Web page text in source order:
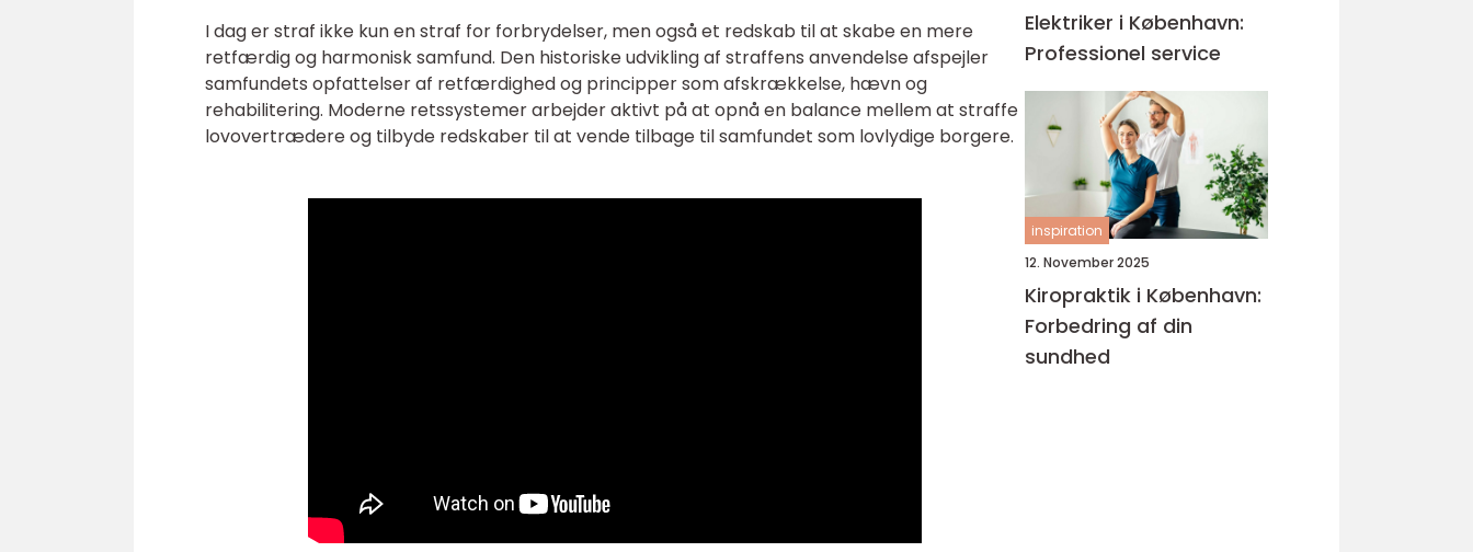
I dag er straf ikke kun en straf for forbrydelser, men også et redskab til at skabe en mere
retfærdig og harmonisk samfund. Den historiske udvikling af straffens anvendelse afspejler
samfundets opfattelser af retfærdighed og principper som afskrækkelse, hævn og
rehabilitering. Moderne retssystemer arbejder aktivt på at opnå en balance mellem at straffe
lovovertrædere og tilbyde redskaber til at vende tilbage til samfundet som lovlydige borgere.
Elektriker i København:
Professionel service
inspiration
12. November 2025
Kiropraktik i København:
Forbedring af din
sundhed